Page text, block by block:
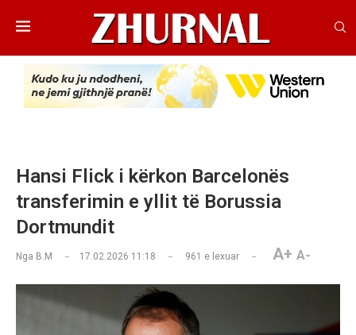
Hansi Flick i kërkon Barcelonës
transferimin e yllit të Borussia
Dortmundit
Nga B.M 17.02.2026 11:18 961 e lexuar A+ A-